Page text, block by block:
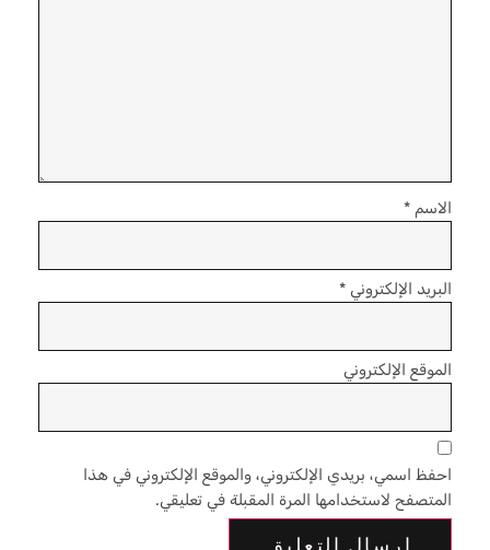
الاسم *
البريد الإلكتروني *
الموقع الإلكتروني
احفظ اسمي، بريدي الإلكتروني، والموقع الإلكتروني في هذا
المتصفح لاستخدامها المرة المقبلة في تعليقي.